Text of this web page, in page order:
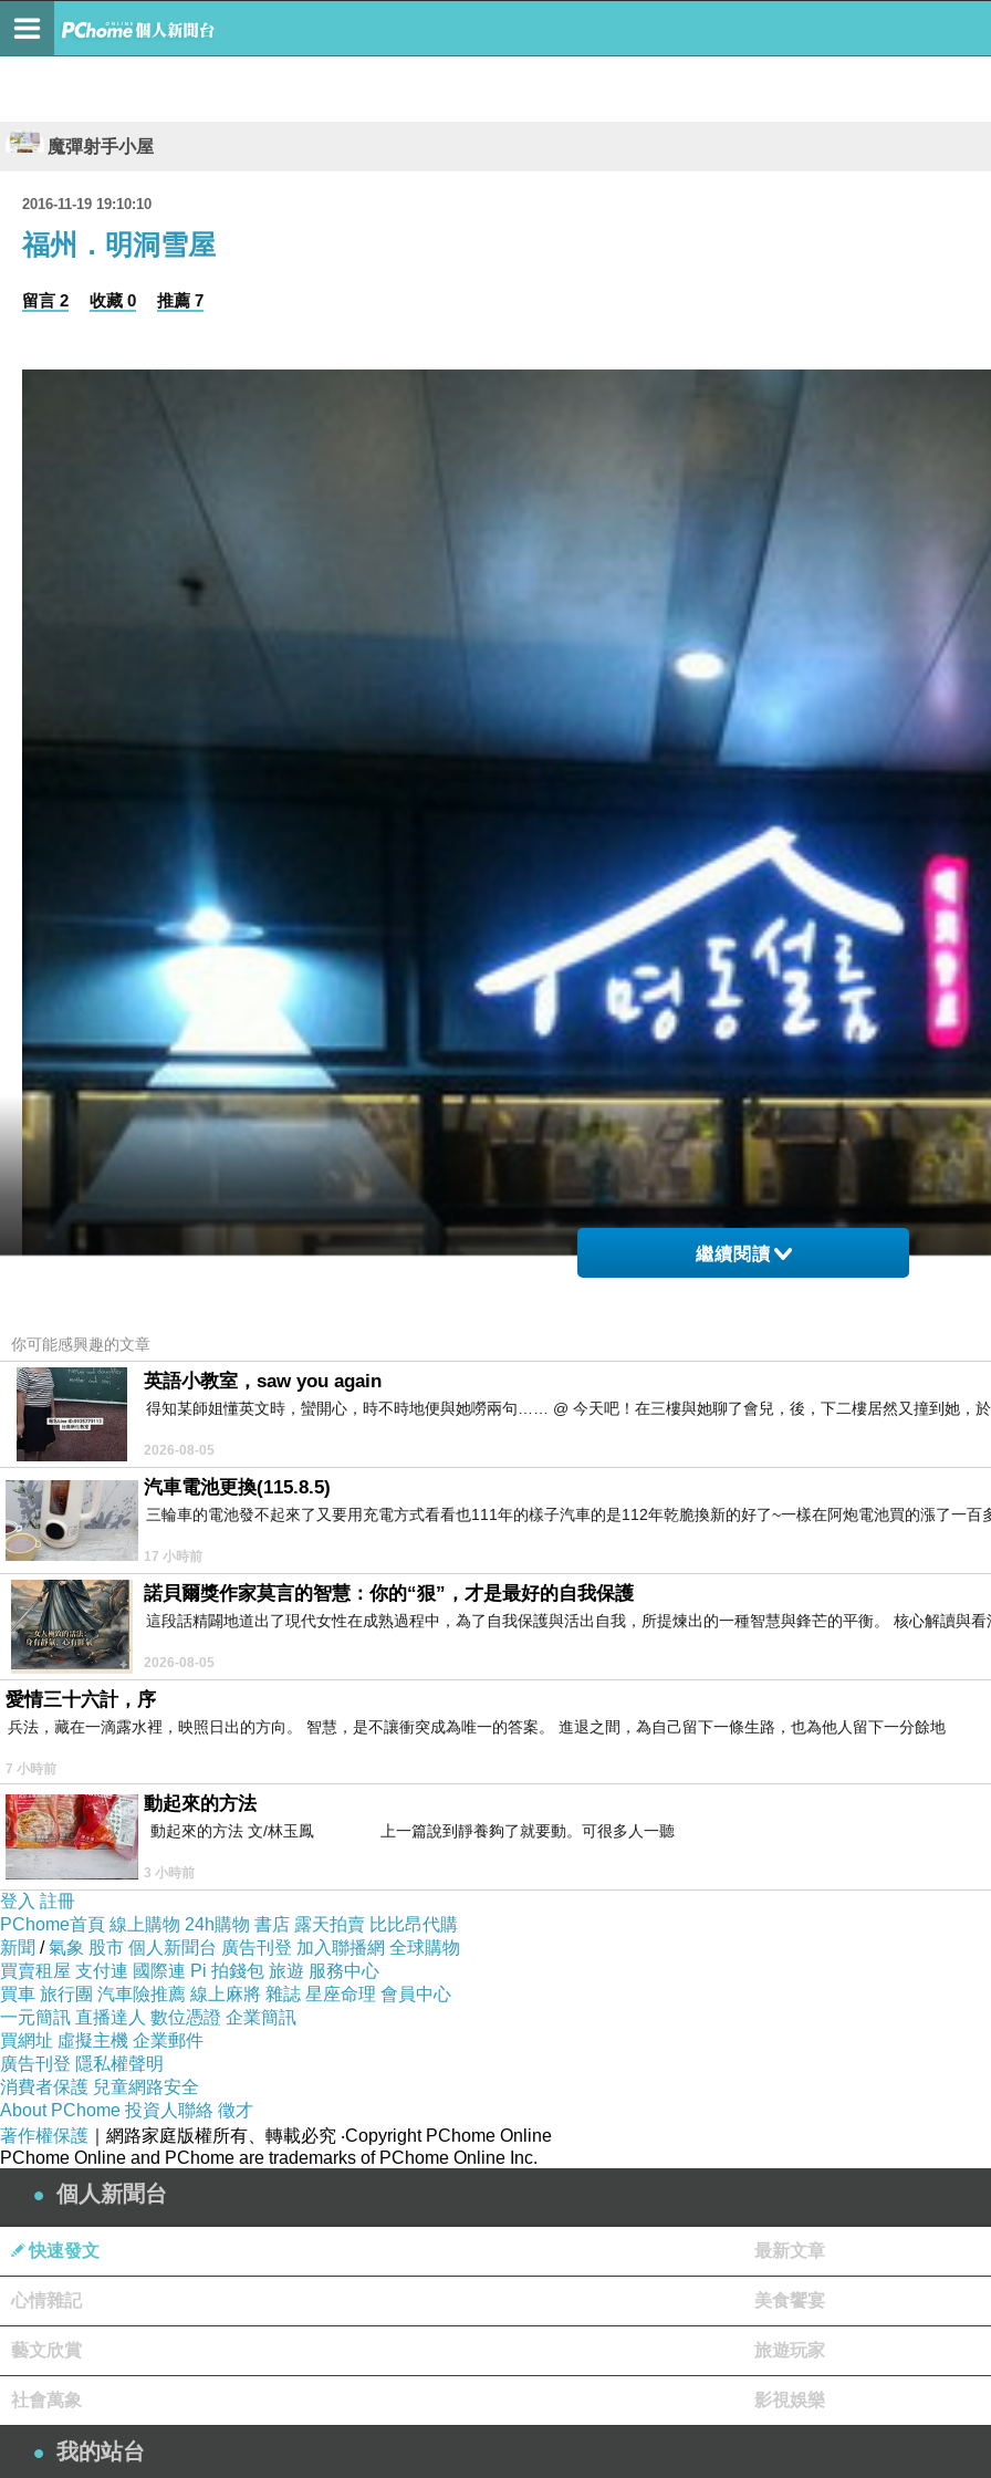
魔彈射手小屋
2016-11-19 19:10:10
福州．明洞雪屋
留言 2 收藏 0 推薦 7
大概是從去年開始，福州突然流行起了韓國的雪冰，和挫冰不同，口感更細紗、綿密，但與之前在廣西吃的「台式」綿綿冰似乎又有些不同。
東二環泰禾廣場開幕不久，也有韓式雪冰的專賣店進駐，「明洞雪屋」雖然位在不起眼的角落，卻經常客滿。
繼續閱讀
你可能感興趣的文章
英語小教室，saw you again
得知某師姐懂英文時，蠻開心，時不時地便與她嘮兩句…… @ 今天吧！在三樓與她聊了會兒，後，下二樓居然又撞到她，
2026-08-05
汽車電池更換(115.8.5)
三輪車的電池發不起來了又要用充電方式看看也111年的樣子汽車的是112年乾脆換新的好了~一樣在阿炮電池買的漲了一百
17 小時前
諾貝爾獎作家莫言的智慧：你的“狠”，才是最好的自我保護
這段話精闢地道出了現代女性在成熟過程中，為了自我保護與活出自我，所提煉出的一種智慧與鋒芒的平衡。 核心解讀與看
2026-08-05
愛情三十六計，序
兵法，藏在一滴露水裡，映照日出的方向。 智慧，是不讓衝突成為唯一的答案。 進退之間，為自己留下一條生路，也為他人留下一分餘地
7 小時前
動起來的方法
動起來的方法 文/林玉鳳 上一篇說到靜養夠了就要動。可很多人一聽
3 小時前
登入 註冊
PChome首頁 線上購物 24h購物 書店 露天拍賣 比比昂代購
新聞 /氣象 股市 個人新聞台 廣告刊登 加入聯播網 全球購物
買賣租屋 支付連 國際連 Pi 拍錢包 旅遊 服務中心
買車 旅行團 汽車險推薦 線上麻將 雜誌 星座命理 會員中心
一元簡訊 直播達人 數位憑證 企業簡訊
買網址 虛擬主機 企業郵件
廣告刊登 隱私權聲明
消費者保護 兒童網路安全
About PChome 投資人聯絡 徵才
著作權保護 ｜網路家庭版權所有、轉載必究 ‧Copyright PChome Online
PChome Online and PChome are trademarks of PChome Online Inc.
個人新聞台
快速發文 最新文章
心情雜記 美食饗宴
藝文欣賞 旅遊玩家
社會萬象 影視娛樂
我的站台